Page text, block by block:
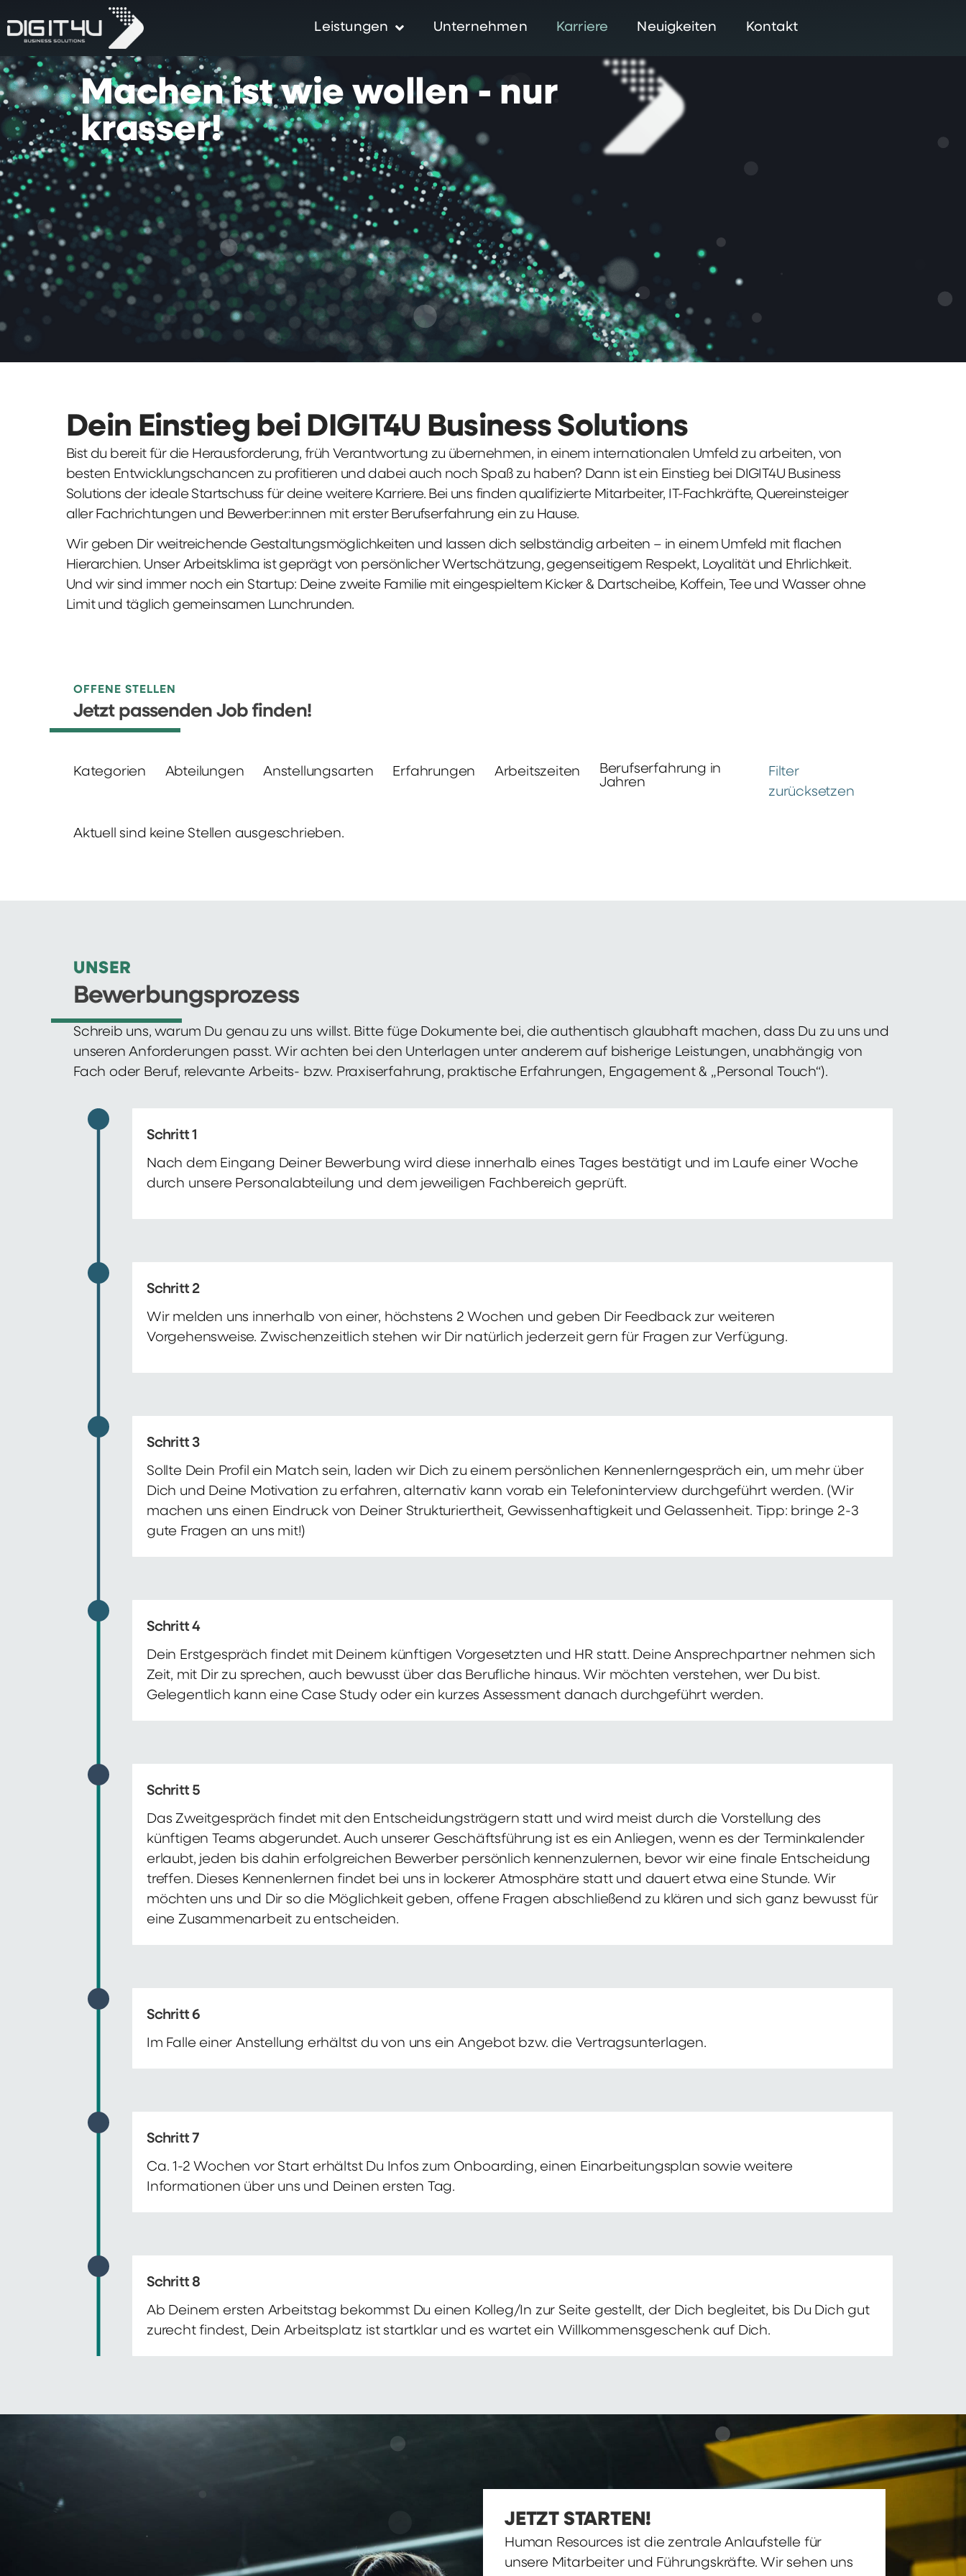
Leistungen Unternehmen Karriere Neuigkeiten Kontakt
Machen ist wie wollen - nur
krasser!
Dein Einstieg bei DIGIT4U Business Solutions
Bist du bereit für die Herausforderung, früh Verantwortung zu übernehmen, in einem internationalen Umfeld zu arbeiten, von
besten Entwicklungschancen zu profitieren und dabei auch noch Spaß zu haben? Dann ist ein Einstieg bei DIGIT4U Business
Solutions der ideale Startschuss für deine weitere Karriere. Bei uns finden qualifizierte Mitarbeiter, IT-Fachkräfte, Quereinsteiger
aller Fachrichtungen und Bewerber:innen mit erster Berufserfahrung ein zu Hause.
Wir geben Dir weitreichende Gestaltungsmöglichkeiten und lassen dich selbständig arbeiten – in einem Umfeld mit flachen
Hierarchien. Unser Arbeitsklima ist geprägt von persönlicher Wertschätzung, gegenseitigem Respekt, Loyalität und Ehrlichkeit.
Und wir sind immer noch ein Startup: Deine zweite Familie mit eingespieltem Kicker & Dartscheibe, Koffein, Tee und Wasser ohne
Limit und täglich gemeinsamen Lunchrunden.
OFFENE STELLEN
Jetzt passenden Job finden!
Kategorien Abteilungen Anstellungsarten Erfahrungen Arbeitszeiten
Berufserfahrung in
Jahren
Filter
zurücksetzen
Aktuell sind keine Stellen ausgeschrieben.
UNSER
Bewerbungsprozess
Schreib uns, warum Du genau zu uns willst. Bitte füge Dokumente bei, die authentisch glaubhaft machen, dass Du zu uns und
unseren Anforderungen passt. Wir achten bei den Unterlagen unter anderem auf bisherige Leistungen, unabhängig von
Fach oder Beruf, relevante Arbeits- bzw. Praxiserfahrung, praktische Erfahrungen, Engagement & „Personal Touch“).
Schritt 1
Nach dem Eingang Deiner Bewerbung wird diese innerhalb eines Tages bestätigt und im Laufe einer Woche
durch unsere Personalabteilung und dem jeweiligen Fachbereich geprüft.
Schritt 2
Wir melden uns innerhalb von einer, höchstens 2 Wochen und geben Dir Feedback zur weiteren
Vorgehensweise. Zwischenzeitlich stehen wir Dir natürlich jederzeit gern für Fragen zur Verfügung.
Schritt 3
Sollte Dein Profil ein Match sein, laden wir Dich zu einem persönlichen Kennenlerngespräch ein, um mehr über
Dich und Deine Motivation zu erfahren, alternativ kann vorab ein Telefoninterview durchgeführt werden. (Wir
machen uns einen Eindruck von Deiner Strukturiertheit, Gewissenhaftigkeit und Gelassenheit. Tipp: bringe 2-3
gute Fragen an uns mit!)
Schritt 4
Dein Erstgespräch findet mit Deinem künftigen Vorgesetzten und HR statt. Deine Ansprechpartner nehmen sich
Zeit, mit Dir zu sprechen, auch bewusst über das Berufliche hinaus. Wir möchten verstehen, wer Du bist.
Gelegentlich kann eine Case Study oder ein kurzes Assessment danach durchgeführt werden.
Schritt 5
Das Zweitgespräch findet mit den Entscheidungsträgern statt und wird meist durch die Vorstellung des
künftigen Teams abgerundet. Auch unserer Geschäftsführung ist es ein Anliegen, wenn es der Terminkalender
erlaubt, jeden bis dahin erfolgreichen Bewerber persönlich kennenzulernen, bevor wir eine finale Entscheidung
treffen. Dieses Kennenlernen findet bei uns in lockerer Atmosphäre statt und dauert etwa eine Stunde. Wir
möchten uns und Dir so die Möglichkeit geben, offene Fragen abschließend zu klären und sich ganz bewusst für
eine Zusammenarbeit zu entscheiden.
Schritt 6
Im Falle einer Anstellung erhältst du von uns ein Angebot bzw. die Vertragsunterlagen.
Schritt 7
Ca. 1-2 Wochen vor Start erhältst Du Infos zum Onboarding, einen Einarbeitungsplan sowie weitere
Informationen über uns und Deinen ersten Tag.
Schritt 8
Ab Deinem ersten Arbeitstag bekommst Du einen Kolleg/In zur Seite gestellt, der Dich begleitet, bis Du Dich gut
zurecht findest, Dein Arbeitsplatz ist startklar und es wartet ein Willkommensgeschenk auf Dich.
JETZT STARTEN!
Human Resources ist die zentrale Anlaufstelle für
unsere Mitarbeiter und Führungskräfte. Wir sehen uns